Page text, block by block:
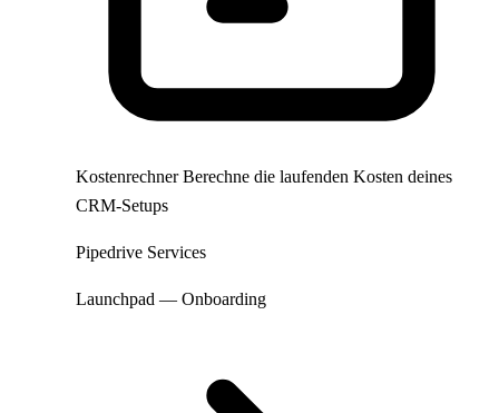
KostenrechnerBerechne die laufenden Kosten deines
CRM-Setups
Pipedrive Services
Launchpad — Onboarding